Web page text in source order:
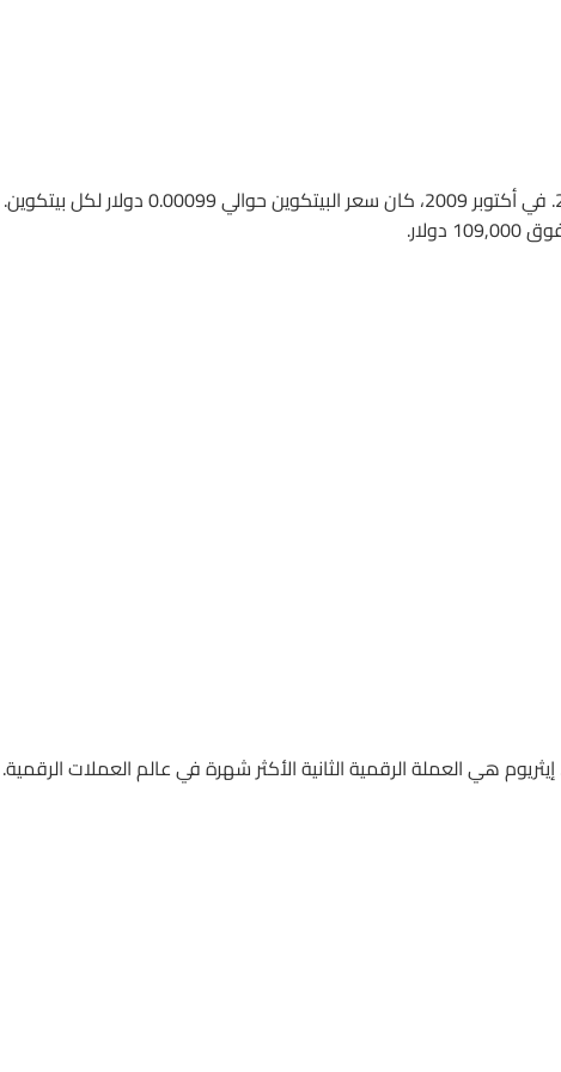
بيتكوين هي العملة الرقمية الأصلية التي أُطلقت في عام 2009. في أكتوبر 2009، كان سعر البيتكوين حوالي
هي العملة الرقمية الثانية الأكثر شهرة في عالم العملات الرقمية.